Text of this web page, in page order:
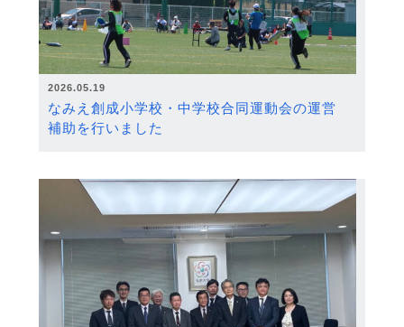
2026.05.19
なみえ創成小学校・中学校合同運動会の運営
補助を行いました